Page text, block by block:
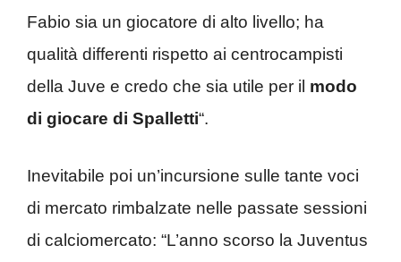
Fabio sia un giocatore di alto livello; ha
qualità differenti rispetto ai centrocampisti
della Juve e credo che sia utile per il modo
di giocare di Spalletti“.
Inevitabile poi un’incursione sulle tante voci
di mercato rimbalzate nelle passate sessioni
di calciomercato: “L’anno scorso la Juventus